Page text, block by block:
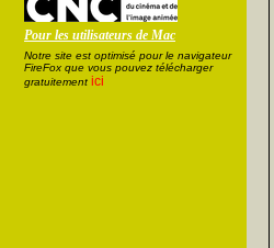
Pour les utilisateurs de Mac
Notre site est optimisé pour le navigateur
FireFox que vous pouvez télécharger
gratuitement ici